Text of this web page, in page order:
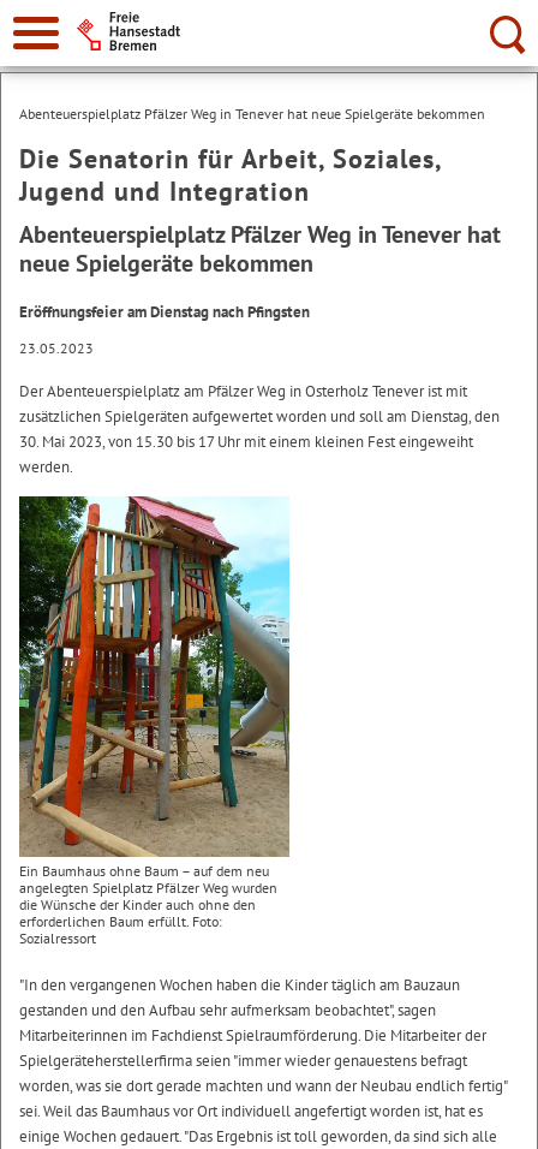
Suche:
Abenteuerspielplatz Pfälzer Weg in Tenever hat neue Spielgeräte bekommen
Die Senatorin für Arbeit, Soziales,
Jugend und Integration
Abenteuerspielplatz Pfälzer Weg in Tenever hat
neue Spielgeräte bekommen
Eröffnungsfeier am Dienstag nach Pfingsten
23.05.2023
Der Abenteuerspielplatz am Pfälzer Weg in Osterholz Tenever ist mit
zusätzlichen Spielgeräten aufgewertet worden und soll am Dienstag, den
30. Mai 2023, von 15.30 bis 17 Uhr mit einem kleinen Fest eingeweiht
werden.
Ein Baumhaus ohne Baum – auf dem neu
angelegten Spielplatz Pfälzer Weg wurden
die Wünsche der Kinder auch ohne den
erforderlichen Baum erfüllt. Foto:
Sozialressort
"In den vergangenen Wochen haben die Kinder täglich am Bauzaun
gestanden und den Aufbau sehr aufmerksam beobachtet", sagen
Mitarbeiterinnen im Fachdienst Spielraumförderung. Die Mitarbeiter der
Spielgeräteherstellerfirma seien "immer wieder genauestens befragt
worden, was sie dort gerade machten und wann der Neubau endlich fertig"
sei. Weil das Baumhaus vor Ort individuell angefertigt worden ist, hat es
einige Wochen gedauert. "Das Ergebnis ist toll geworden, da sind sich alle